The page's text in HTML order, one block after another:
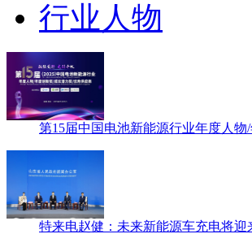
行业人物
第15届中国电池新能源行业年度人物
特来电赵健：未来新能源车充电将迎